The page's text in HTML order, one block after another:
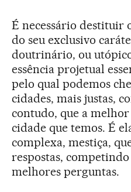
É necessário destituir
do seu exclusivo
doutrinário, ou
essência projetual
pelo qual podemos
cidades, mais justas,
contudo, que a
cidade que temos. É
complexa, mestiça,
respostas,
melhores perguntas.